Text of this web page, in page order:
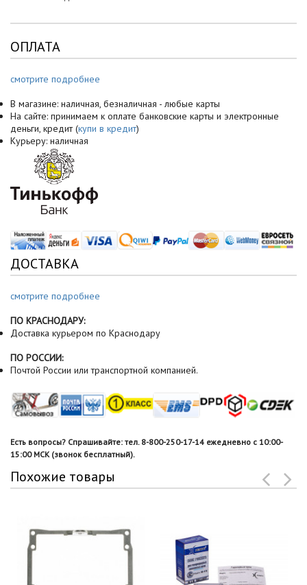
ОПЛАТА
смотрите подробнее
В магазине: наличная, безналичная - любые карты
На сайте: принимаем к оплате банковские карты и электронные
деньги, кредит (купи в кредит)
Курьеру: наличная
ДОСТАВКА
смотрите подробнее
ПО КРАСНОДАРУ:
Доставка курьером по Краснодару
ПО РОССИИ:
Почтой России или транспортной компанией.
Есть вопросы? Спрашивайте: тел. 8-800-250-17-14 ежедневно с 10:00-
15:00 МСК (звонок бесплатный).
Похожие товары